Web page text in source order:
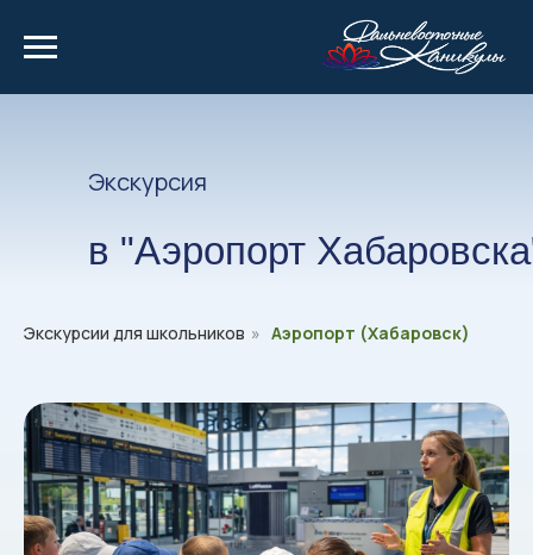
в "Аэропорт
Экскурсия
Экскурсии для школьников » Аэропорт (Хабаровск)